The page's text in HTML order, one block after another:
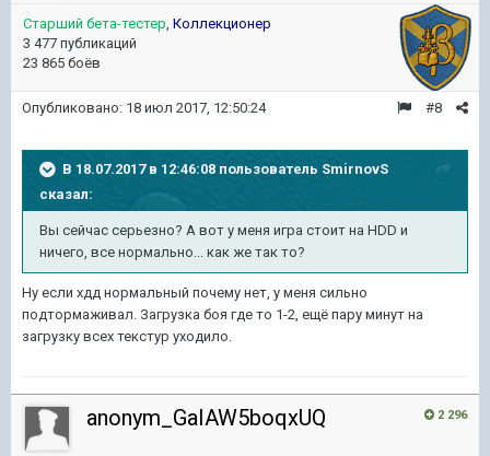
Старший бета-тестер Коллекционер
3 477 публикаций
23 865 боёв
#8
Опубликовано: 18 июл 2017, 12:50:24
В 18.07.2017 в 12:46:08 пользователь SmirnovS
сказал:
Вы сейчас серьезно? А вот у меня игра стоит на HDD и
ничего, все нормально... как же так то?
Ну если хдд нормальный почему нет, у меня сильно
подтормаживал. Загрузка боя где то 1-2, ещё пару минут на
загрузку всех текстур уходило.
2 296
anonym_GaIAW5boqxUQ